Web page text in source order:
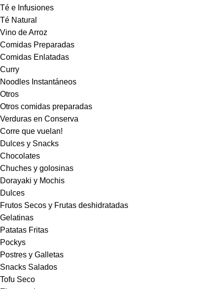
Té e Infusiones
Té Natural
Vino de Arroz
Comidas Preparadas
Comidas Enlatadas
Curry
Noodles Instantáneos
Otros
Otros comidas preparadas
Verduras en Conserva
Corre que vuelan!
Dulces y Snacks
Chocolates
Chuches y golosinas
Dorayaki y Mochis
Dulces
Frutos Secos y Frutas deshidratadas
Gelatinas
Patatas Fritas
Pockys
Postres y Galletas
Snacks Salados
Tofu Seco